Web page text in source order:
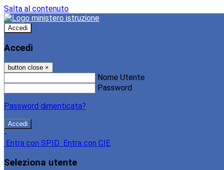
Salta al contenuto
Accedi
Accedi
button close ×
Nome Utente
Password
Password dimenticata?
-
Entra con SPID
Entra con CIE
Seleziona utente